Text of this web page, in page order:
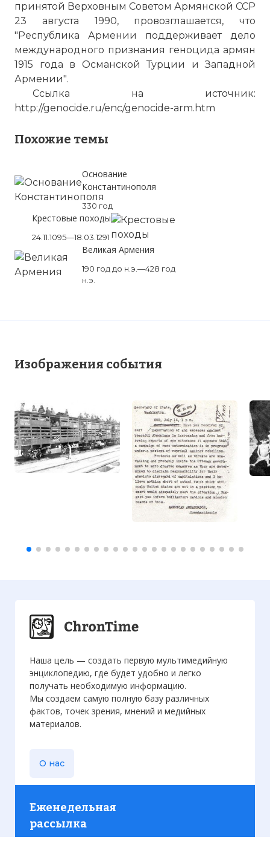
принятой Верховным Советом Армянской ССР
23 августа 1990, провозглашается, что
"Республика Армении поддерживает дело
международного признания геноцида армян
1915 года в Османской Турции и Западной
Армении".
Ссылка на источник:
http://genocide.ru/enc/genocide-arm.htm
Похожие темы
Основание
Константинополя
330 год
Крестовые походы
24.11.1095—18.03.1291
Великая Армения
190 год до н.э.—428 год
н.э.
Изображения события
Наша цель — создать первую мультимедийную
энциклопедию, где будет удобно и легко
получать необходимую информацию.
Мы создаем самую полную базу различных
фактов, точек зрения, мнений и медийных
материалов.
О нас
Еженедельная
рассылка